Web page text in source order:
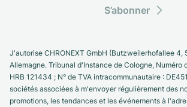
S’abonner
J'autorise CHRONEXT GmbH (Butzweilerhofallee 4,
Allemagne. Tribunal d'Instance de Cologne, Numéro
HRB 121434 ; N° de TVA intracommunautaire :
sociétés associées à m'envoyer régulièrement des
promotions, les tendances et les événements à